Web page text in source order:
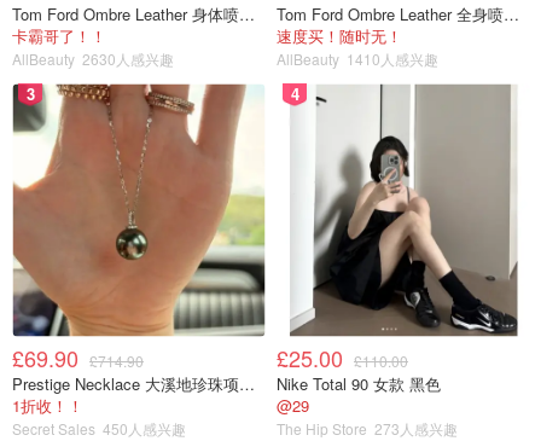
Tom Ford Ombre Leather 身体喷雾 150ml
卡霸哥了！！
AllBeauty 2630人感兴趣
Tom Ford Ombre Leather 全身喷雾 150ml
速度买！随时无！
AllBeauty 1410人感兴趣
3
£69.90 £714.90
Prestige Necklace 大溪地珍珠项链 10-11mm
1折收！！
Secret Sales 450人感兴趣
4
£25.00 £110.00
Nike Total 90 女款 黑色
@29
The Hip Store 273人感兴趣